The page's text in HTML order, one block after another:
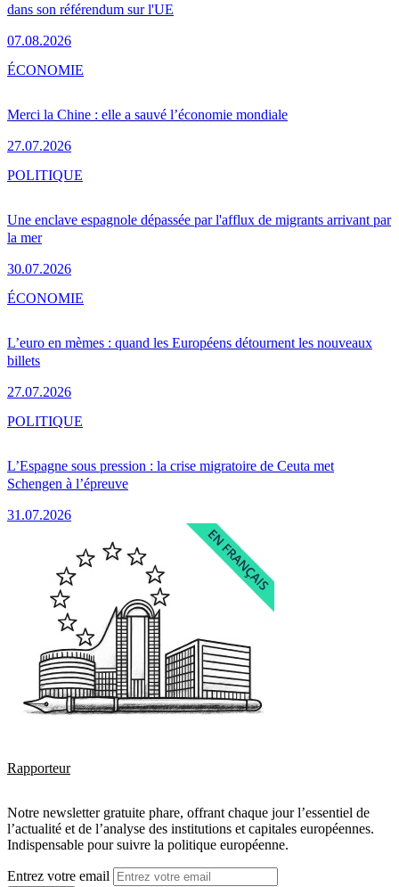
dans son référendum sur l'UE
07.08.2026
Merci la Chine : elle a sauvé l’économie mondiale
27.07.2026
ÉCONOMIE
Une enclave espagnole dépassée par l'afflux de migrants arrivant par
la mer
30.07.2026
POLITIQUE
L’euro en mèmes : quand les Européens détournent les nouveaux
billets
27.07.2026
ÉCONOMIE
L’Espagne sous pression : la crise migratoire de Ceuta met
Schengen à l’épreuve
31.07.2026
POLITIQUE
Rapporteur
Notre newsletter gratuite phare, offrant chaque jour l’essentiel de
l’actualité et de l’analyse des institutions et capitales européennes.
Indispensable pour suivre la politique européenne.
Entrez votre email